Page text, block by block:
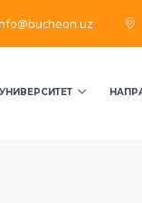
УНИВЕРСИТЕТ